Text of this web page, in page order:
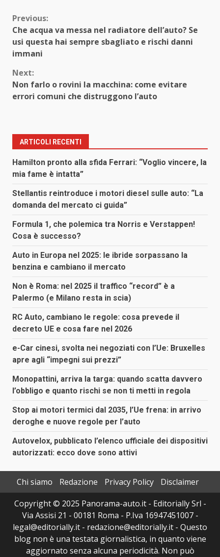
Continue
Reading
Previous:
Che acqua va messa nel radiatore dell’auto? Se
usi questa hai sempre sbagliato e rischi danni
immani
Next:
Non farlo o rovini la macchina: come evitare
errori comuni che distruggono l’auto
ARTICOLI RECENTI
Hamilton pronto alla sfida Ferrari: “Voglio vincere, la
mia fame è intatta”
Stellantis reintroduce i motori diesel sulle auto: “La
domanda del mercato ci guida”
Formula 1, che polemica tra Norris e Verstappen!
Cosa è successo?
Auto in Europa nel 2025: le ibride sorpassano la
benzina e cambiano il mercato
Non è Roma: nel 2025 il traffico “record” è a
Palermo (e Milano resta in scia)
RC Auto, cambiano le regole: cosa prevede il
decreto UE e cosa fare nel 2026
e-Car cinesi, svolta nei negoziati con l’Ue: Bruxelles
apre agli “impegni sui prezzi”
Monopattini, arriva la targa: quando scatta davvero
l’obbligo e quanto rischi se non ti metti in regola
Stop ai motori termici dal 2035, l’Ue frena: in arrivo
deroghe e nuove regole per l’auto
Autovelox, pubblicato l’elenco ufficiale dei dispositivi
autorizzati: ecco dove sono attivi
Chi siamo Redazione Privacy Policy
Disclaimer
Copyright © 2025 Panorama-auto.it - Editorially Srl -
Via Assisi 21 - 00181 Roma - P.Iva 16947451007 -
legal@editorially.it - redazione@editorially.it - Questo
blog non è una testata giornalistica, in quanto viene
aggiornato senza alcuna periodicità. Non può